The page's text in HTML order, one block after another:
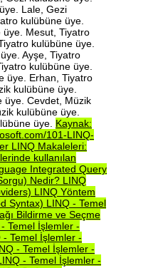
Lale, Gezi
kulübüne üye.
üye. Mesut, Tiyatro
kulübüne üye.
Ayşe, Tiyatro
kulübüne üye.
üye. Erhan, Tiyatro
kulübüne üye.
üye. Cevdet, Müzik
kulübüne üye.
üye. Kaynak:
101-LINQ-
LINQ Makaleleri:
kullanılan
Integrated Query
Nedir? LINQ
LINQ Yöntem
Syntax) LINQ - Temel
Bildirme ve Seçme
- Temel İşlemler -
- Temel İşlemler -
- Temel İşlemler -
- Temel İşlemler -